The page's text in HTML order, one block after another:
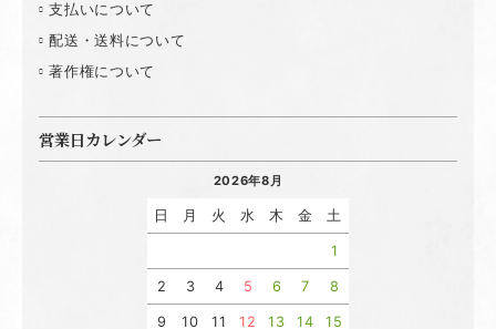
支払いについて
配送・送料について
著作権について
営業日カレンダー
2026年8月
日 月 火 水 木 金 土
1
2 3 4 5 6 7 8
9 10 11 12 13 14 15